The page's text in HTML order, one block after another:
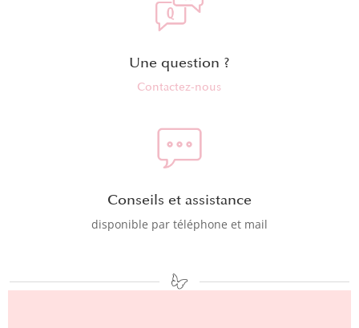
Une question ?
Contactez-nous
Conseils et assistance
disponible par téléphone et mail